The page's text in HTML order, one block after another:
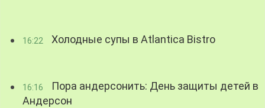
16:22 Холодные супы в Atlantica Bistro
16:16
Пора андерсонить: День защиты детей в
Андерсон